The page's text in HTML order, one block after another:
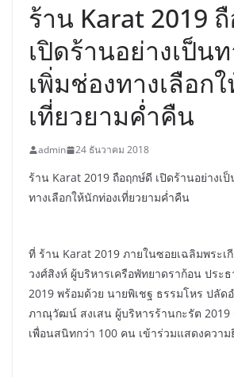
ร้าน Karat 2019
เปิดร้านอย่างเป็น
เพิ่มช่องทางเลือก
เที่ยวยามค่ำคืน
admin 24 ธันวาคม 2018
ร้าน Karat 2019 ถือฤกษ์ดี เปิดร้านอย่างเ
ทางเลือกให้นักท่องเที่ยวยามค่ำคืน
ที่ ร้าน Karat 2019 ภายในซอยเฉลิมพระเ
วงศ์สิงห์ ผู้บริหารเครือพัทยาดราก้อน ประ
2019 พร้อมด้วย นายพิเชฐ ธรรมโหร ปลัด
ภาณุวัฒน์ สงเสน ผู้บริหารร้านกะรัต 2019
เพื่อนสนิทกว่า 100 คน เข้าร่วมแสดงควา